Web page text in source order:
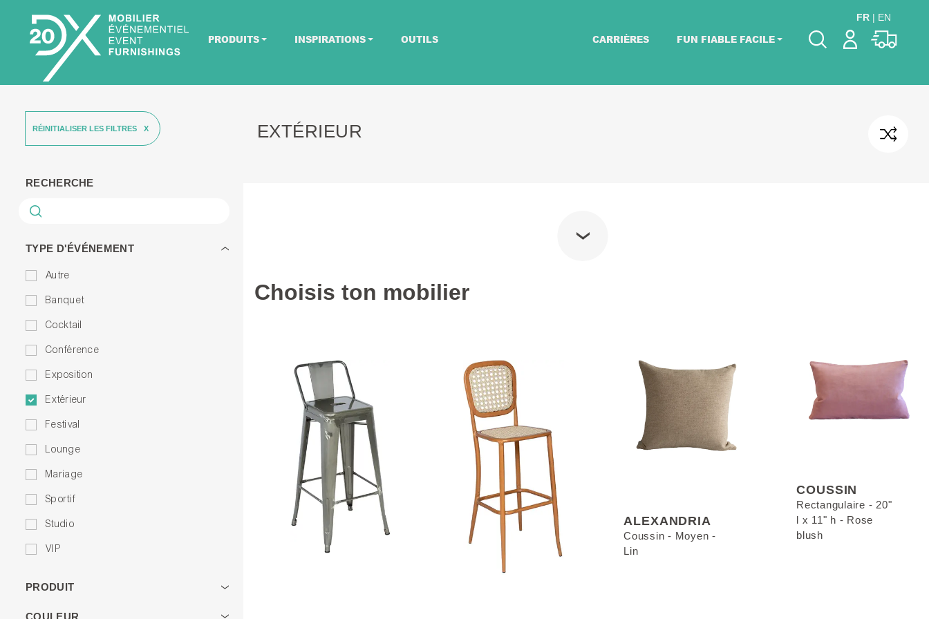
PRODUITS INSPIRATIONS OUTILS CARRIÈRES FUN FIABLE FACILE
FR| EN
RÉINITIALISER LES FILTRES
RECHERCHE
TYPE D'ÉVÉNEMENT
Autre
Banquet
Cocktail
Conférence
Exposition
Extérieur
Festival
Lounge
Mariage
Sportif
Studio
VIP
PRODUIT
COULEUR
EXTÉRIEUR
Choisis ton mobilier
ALEXANDRIA
Coussin - Moyen -
Lin
COUSSIN
Rectangulaire - 20"
l x 11" h - Rose
blush